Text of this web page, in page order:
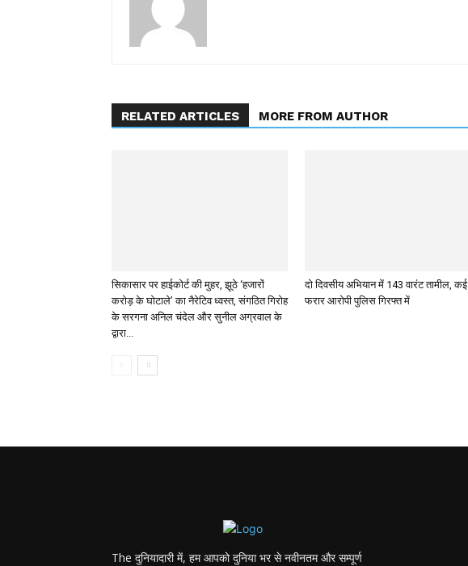
RELATED ARTICLES MORE FROM AUTHOR
सिकासार पर हाईकोर्ट की मुहर, झूठे ‘हजारों
करोड़ के घोटाले’ का नैरेटिव ध्वस्त, संगठित गिरोह
के सरगना अनिल चंदेल और सुनील अग्रवाल के
द्वारा...
दो दिवसीय अभियान में 143 वारंट तामील, कई
फरार आरोपी पुलिस गिरफ्त में
The दुनियादारी में, हम आपको दुनिया भर से नवीनतम और सम्पूर्ण